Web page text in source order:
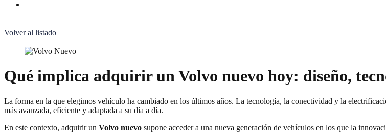
Volver al listado
Qué implica adquirir un Volvo nuevo hoy: diseño,
La forma en la que elegimos vehículo ha cambiado en los últimos años. La tecnología, la conectividad y la
más avanzada, eficiente y adaptada a su día a día.
En este contexto, adquirir un Volvo nuevo supone acceder a una nueva generación de vehículos en los que la